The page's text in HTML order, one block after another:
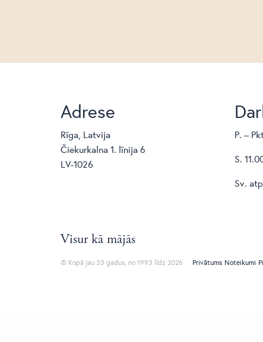
Adrese
Rīga, Latvija
Čiekurkalna 1. līnija 6
LV-1026
P. –
S.
Sv.
Visur kā mājās
© Kopā jau 33 gadus, no 1993 līdz 2026 Privātums Noteikumi